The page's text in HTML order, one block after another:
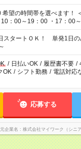
10：00～19：00 ・17：00
00～翌6：00 など
日スタートＯＫ！ 単発1日
/ 日払いOK / 履歴書不要 /
OK / シフト勤務 / 電話対応
応募する
企業名 株式会社マイワーク（シニア